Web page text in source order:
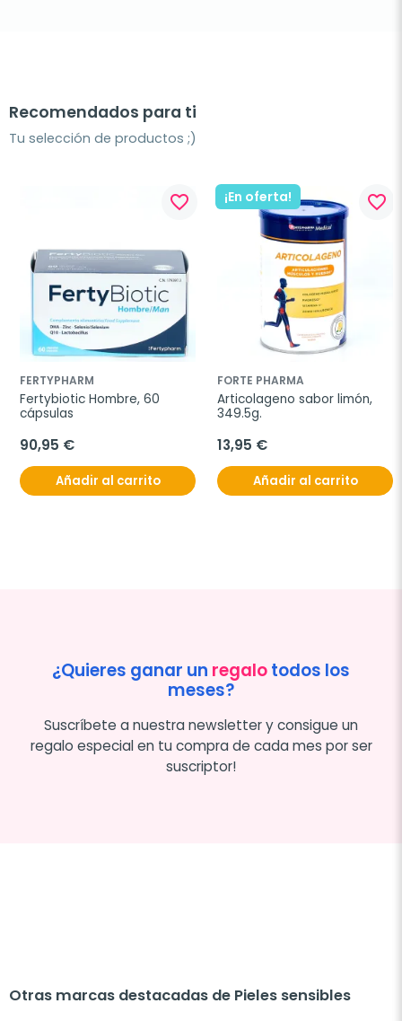
Recomendados para ti
Tu selección de productos ;)
favorite_border
FERTYPHARM
Fertybiotic Hombre, 60
cápsulas
90,95 €
Añadir al carrito
¡En oferta! favorite_border
FORTE PHARMA
Articolageno sabor limón,
349.5g.
13,95 €
Añadir al carrito
¿Quieres ganar un regalotodos los
meses?
Suscríbete a nuestra newsletter y consigue un
regalo especial en tu compra de cada mes por ser
suscriptor!
Otras marcas destacadas de Pieles sensibles